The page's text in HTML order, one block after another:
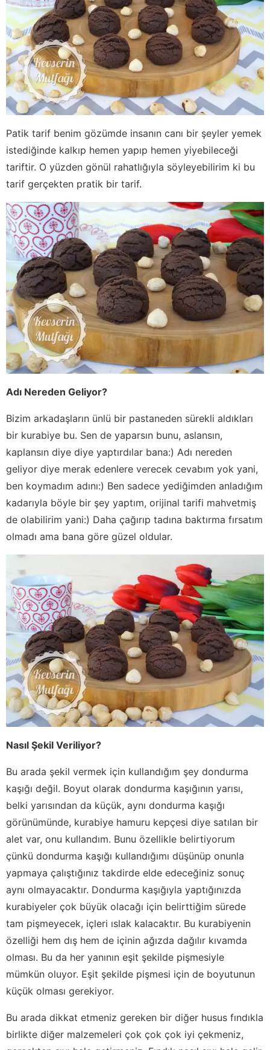
Patik tarif benim gözümde insanın canı bir şeyler yemek
istediğinde kalkıp hemen yapıp hemen yiyebileceği
tariftir. O yüzden gönül rahatlığıyla söyleyebilirim ki bu
tarif gerçekten pratik bir tarif.
Adı Nereden Geliyor?
Bizim arkadaşların ünlü bir pastaneden sürekli aldıkları
bir kurabiye bu. Sen de yaparsın bunu, aslansın,
kaplansın diye diye yaptırdılar bana:) Adı nereden
geliyor diye merak edenlere verecek cevabım yok yani,
ben koymadım adını:) Ben sadece yediğimden anladığım
kadarıyla böyle bir şey yaptım, orijinal tarifi mahvetmiş
de olabilirim yani:) Daha çağırıp tadına baktırma fırsatım
olmadı ama bana göre güzel oldular.
Nasıl Şekil Veriliyor?
Bu arada şekil vermek için kullandığım şey dondurma
kaşığı değil. Boyut olarak dondurma kaşığının yarısı,
belki yarısından da küçük, aynı dondurma kaşığı
görünümünde, kurabiye hamuru kepçesi diye satılan bir
alet var, onu kullandım. Bunu özellikle belirtiyorum
çünkü dondurma kaşığı kullandığımı düşünüp onunla
yapmaya çalıştığınız takdirde elde edeceğiniz sonuç
aynı olmayacaktır. Dondurma kaşığıyla yaptığınızda
kurabiyeler çok büyük olacağı için belirttiğim sürede
tam pişmeyecek, içleri ıslak kalacaktır. Bu kurabiyenin
özelliği hem dış hem de içinin ağızda dağılır kıvamda
olması. Bu da her yanının eşit şekilde pişmesiyle
mümkün oluyor. Eşit şekilde pişmesi için de boyutunun
küçük olması gerekiyor.
Bu arada dikkat etmeniz gereken bir diğer husus fındıkla
birlikte diğer malzemeleri çok çok çok iyi çekmeniz,